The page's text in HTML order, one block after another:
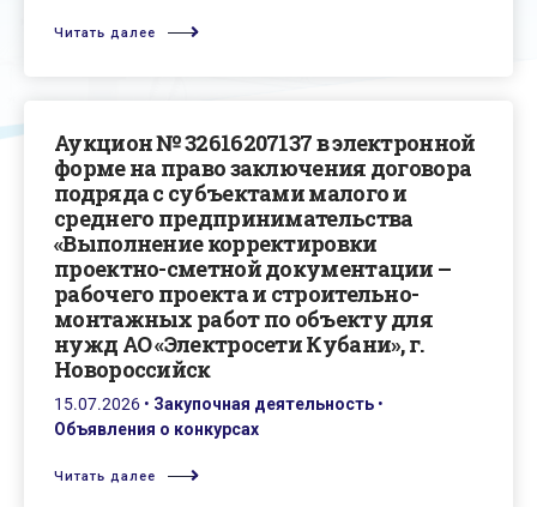
Читать далее
Аукцион № 32616207137 в электронной
форме на право заключения договора
подряда с субъектами малого и
среднего предпринимательства
«Выполнение корректировки
проектно-сметной документации –
рабочего проекта и строительно-
монтажных работ по объекту для
нужд АО «Электросети Кубани», г.
Новороссийск
15.07.2026 • Закупочная деятельность •
Объявления о конкурсах
Читать далее